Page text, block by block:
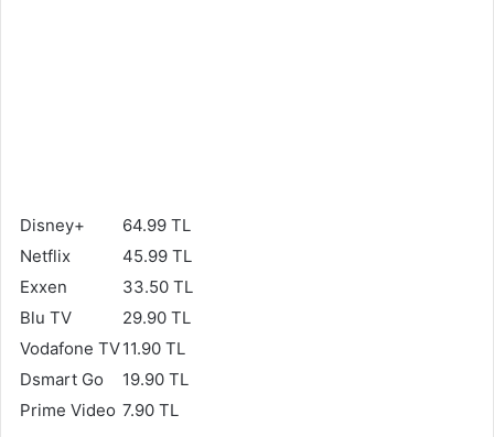
Disney+
64.99 TL
Netflix
45.99 TL
Exxen
33.50 TL
Blu TV
29.90 TL
Vodafone TV11.90 TL
Dsmart Go
19.90 TL
Prime Video 7.90 TL